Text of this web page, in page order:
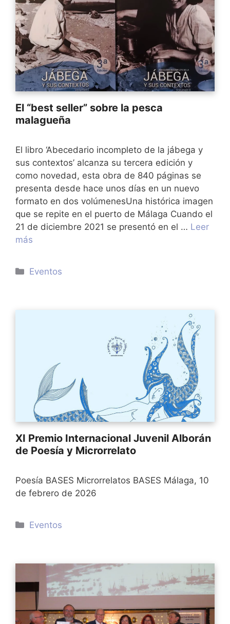
El “best seller” sobre la pesca
malagueña
El libro ‘Abecedario incompleto de la jábega y
sus contextos’ alcanza su tercera edición y
como novedad, esta obra de 840 páginas se
presenta desde hace unos días en un nuevo
formato en dos volúmenesUna histórica imagen
que se repite en el puerto de Málaga Cuando el
21 de diciembre 2021 se presentó en el … Leer
más
Categorías
Eventos
XI Premio Internacional Juvenil Alborán
de Poesía y Microrrelato
Poesía BASES Microrrelatos BASES Málaga, 10
de febrero de 2026
Categorías
Eventos